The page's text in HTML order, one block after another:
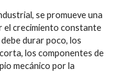
se promueve una
el crecimiento constante
durar poco, los
los componentes de
mecánico por la